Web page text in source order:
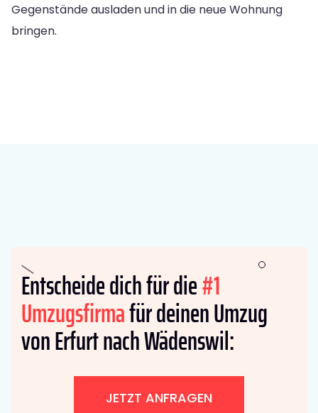
Gegenstände ausladen und in die neue Wohnung
bringen.
Entscheide dich für die#1
Umzugsfirmafür deinen Umzug
von Erfurt nach Wädenswil:
JETZT ANFRAGEN